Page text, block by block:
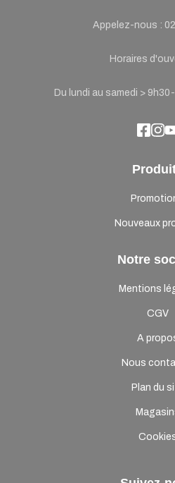
Appelez-nous :
Horaires
Du lundi au samedi >
Nouveaux
Notre
Mentions
CGV
A
Nous
Plan du